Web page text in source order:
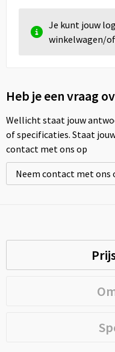
Je kunt jouw
winkelwagen/
Heb je een vraag
Wellicht staat jouw
of specificaties. Staat
contact met ons op
Neem contact met ons